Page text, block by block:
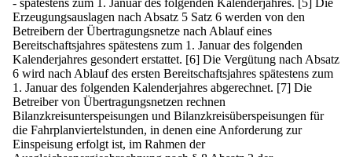
Erzeugungsauslagen nach Absatz 5 Satz 6 werden von den
Betreibern der Übertragungsnetze nach Ablauf eines
Bereitschaftsjahres spätestens zum 1. Januar des folgenden
Kalenderjahres gesondert erstattet. [6] Die Vergütung nach Absatz
6 wird nach Ablauf des ersten Bereitschaftsjahres spätestens zum
1. Januar des folgenden Kalenderjahres abgerechnet. [7] Die
Betreiber von Übertragungsnetzen rechnen
Bilanzkreisunterspeisungen und Bilanzkreisüberspeisungen für
die Fahrplanviertelstunden, in denen eine Anforderung zur
Einspeisung erfolgt ist, im Rahmen der